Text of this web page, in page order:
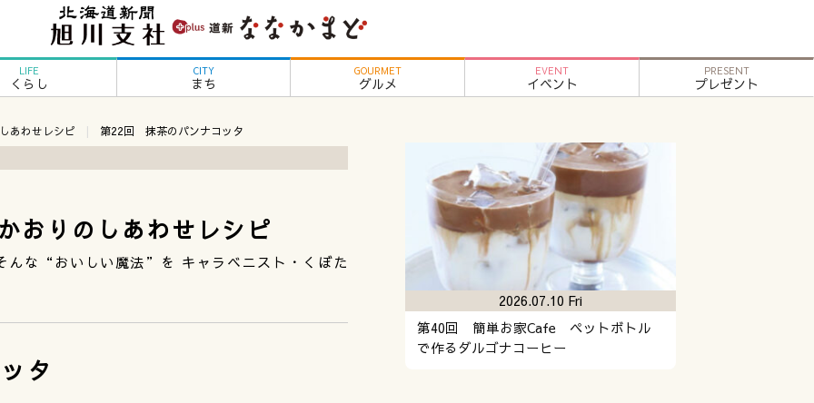
LIFE
くらし
CITY
まち
GOURMET
グルメ
EVENT
イベント
PRESENT
プレゼント
あわせレシピ 第22回 抹茶のパンナコッタ
おりのしあわせレシピ
んな“おいしい魔法”を キャラベニスト・くぼた
タ
第40回 簡単お家Cafe ペットボトル
で作るダルゴナコーヒー
2026.07.10 Fri